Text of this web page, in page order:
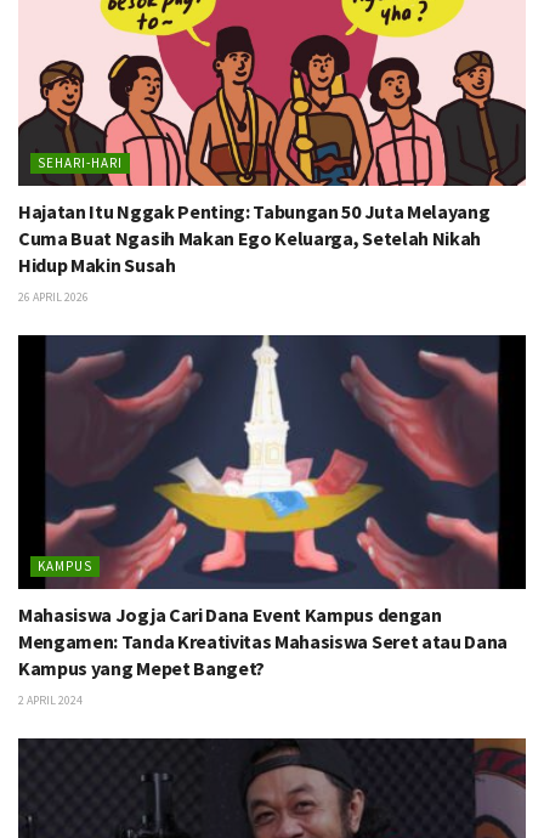
SEHARI-HARI
Hajatan Itu Nggak Penting: Tabungan 50 Juta Melayang
Cuma Buat Ngasih Makan Ego Keluarga, Setelah Nikah
Hidup Makin Susah
26 APRIL 2026
KAMPUS
Mahasiswa Jogja Cari Dana Event Kampus dengan
Mengamen: Tanda Kreativitas Mahasiswa Seret atau Dana
Kampus yang Mepet Banget?
2 APRIL 2024